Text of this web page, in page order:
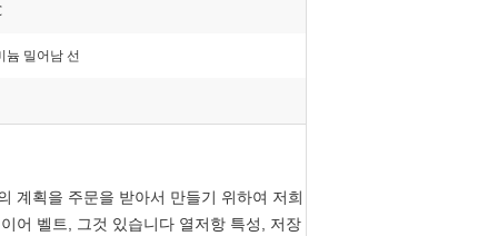
늄 밀어남 선
계획을 주문을 받아서 만들기 위하여 저희
어 벨트, 그것 있습니다 열저항 특성, 저장